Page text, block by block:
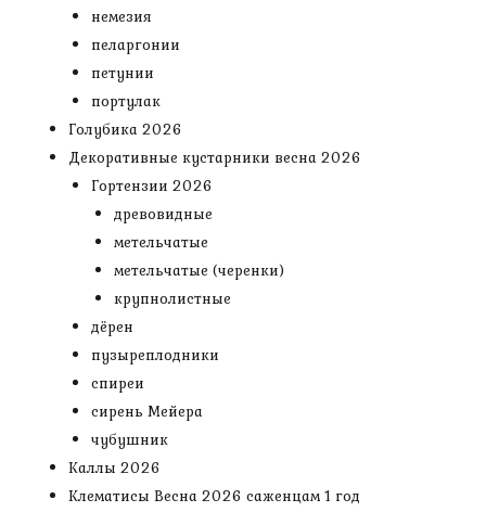
немезия
пеларгонии
петунии
портулак
Голубика 2026
Декоративные кустарники весна 2026
Гортензии 2026
древовидные
метельчатые
метельчатые (черенки)
крупнолистные
дёрен
пузыреплодники
спиреи
сирень Мейера
чубушник
Каллы 2026
Клематисы Весна 2026 саженцам 1 год